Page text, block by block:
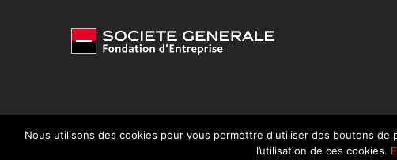
Mentions légales
Nous utilisons des cookies pour vous permettre d'utiliser des boutons
l’utilisation de ces cookies.